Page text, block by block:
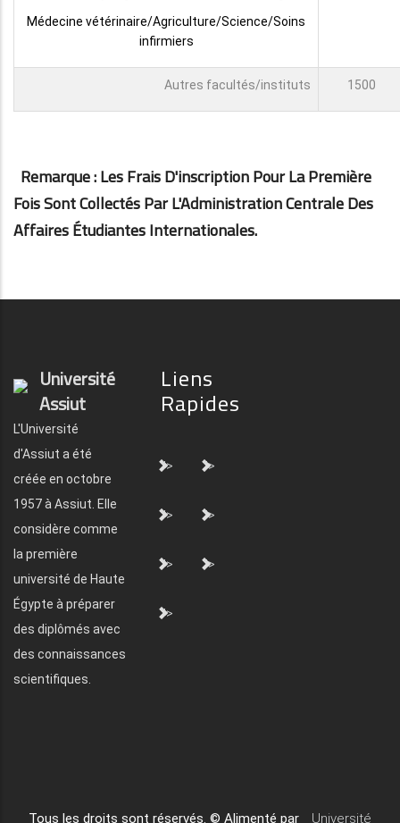
Médecine vétérinaire/Agriculture/Science/Soins
infirmiers
Autres facultés/instituts 1500
Remarque : Les Frais D'inscription Pour La Première
Fois Sont Collectés Par L'Administration Centrale Des
Affaires Étudiantes Internationales.
Université
Assiut
L'Université
d'Assiut a été
créée en octobre
1957 à Assiut. Elle
considère comme
la première
université de Haute
Égypte à préparer
des diplômés avec
des connaissances
scientifiques.
Liens
Rapides
"> ">
"> ">
"> ">
">
Tous les droits sont réservés. © Alimenté par Université